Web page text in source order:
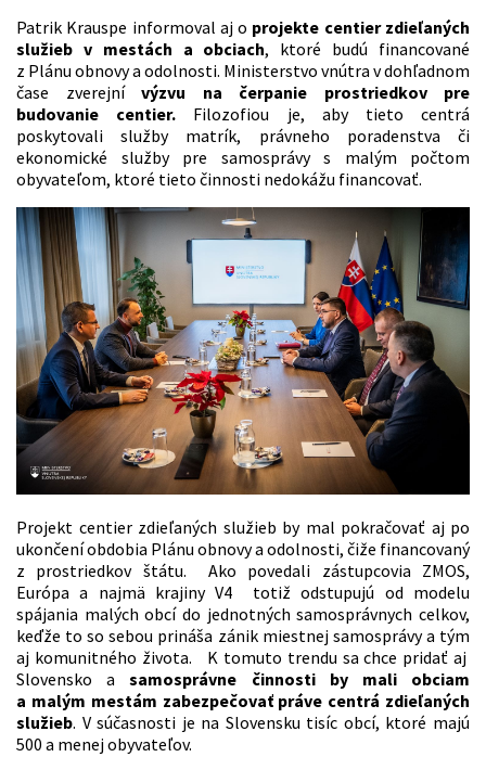
Patrik Krauspe informoval aj o projekte centier zdieľaných
služieb v mestách a obciach, ktoré budú financované
z Plánu obnovy a odolnosti. Ministerstvo vnútra v dohľadnom
čase zverejní výzvu na čerpanie prostriedkov pre
budovanie centier. Filozofiou je, aby tieto centrá
poskytovali služby matrík, právneho poradenstva či
ekonomické služby pre samosprávy s malým počtom
obyvateľom, ktoré tieto činnosti nedokážu financovať.
Projekt centier zdieľaných služieb by mal pokračovať aj po
ukončení obdobia Plánu obnovy a odolnosti, čiže financovaný
z prostriedkov štátu. Ako povedali zástupcovia ZMOS,
Európa a najmä krajiny V4 totiž odstupujú od modelu
spájania malých obcí do jednotných samosprávnych celkov,
keďže to so sebou prináša zánik miestnej samosprávy a tým
aj komunitného života. K tomuto trendu sa chce pridať aj
Slovensko asamosprávne činnosti by mali obciam
a malým mestám zabezpečovať práve centrá zdieľaných
služieb. V súčasnosti je na Slovensku tisíc obcí, ktoré majú
500 a menej obyvateľov.